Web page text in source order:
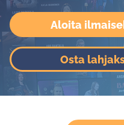
Aloita
Osta